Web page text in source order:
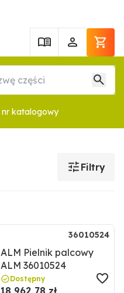
nr katalogowy
Filtry
36010524
ALM Pielnik palcowy
ALM 36010524
Dostępny
18 962,78 zł